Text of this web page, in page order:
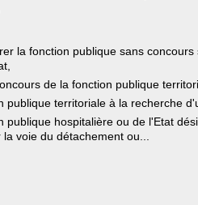
la fonction publique sans
de la fonction publique
publique territoriale à la recherche
publique hospitalière ou de l'Etat
voie du détachement ou...